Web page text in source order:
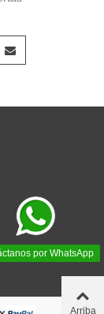
por WhatsApp
Arriba